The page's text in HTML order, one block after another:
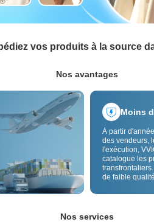
vos produits à la source
Nos avantages
Moins
À partir
des vendeurs,
l'exécution,
catalogue les
de faible
Le contrôle
risques de
Nos services